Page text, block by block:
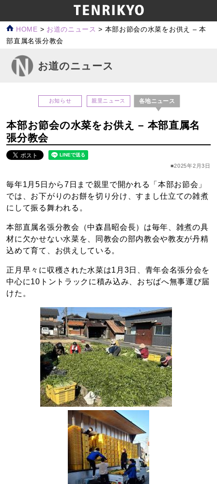
HOME > お道のニュース > 本部お節会の水菜をお供え – 本
部直属名張分教会
お道のニュース
お知らせ 親里ニュース 各地ニュース
本部お節会の水菜をお供え – 本部直属名
張分教会
■2025年2月3日
毎年1月5日から7日まで親里で開かれる「本部お節会」
では、お下がりのお餅を切り分け、すまし仕立ての雑煮
にして振る舞われる。
本部直属名張分教会（中森昌昭会長）は毎年、雑煮の具
材に欠かせない水菜を、同教会の部内教会や教友が丹精
込めて育て、お供えしている。
正月早々に収穫された水菜は1月3日、青年会名張分会を
中心に10トントラックに積み込み、おぢばへ無事運び届
けた。